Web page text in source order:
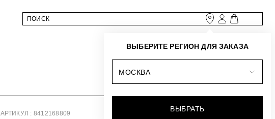
АРТИКУЛ : 8412168809
ВЫБЕРИТЕ РЕГИОН ДЛЯ ЗАКАЗА
МОСКВА
ВЫБРАТЬ